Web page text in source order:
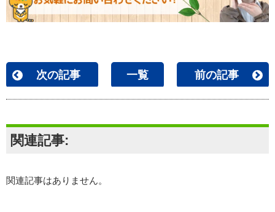
次の記事 一覧 前の記事
関連記事:
関連記事はありません。